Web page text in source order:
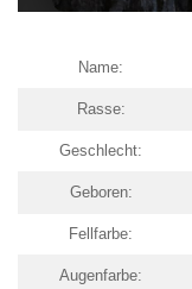
Name:
Rasse:
Geschlecht:
Geboren:
Fellfarbe:
Augenfarbe: